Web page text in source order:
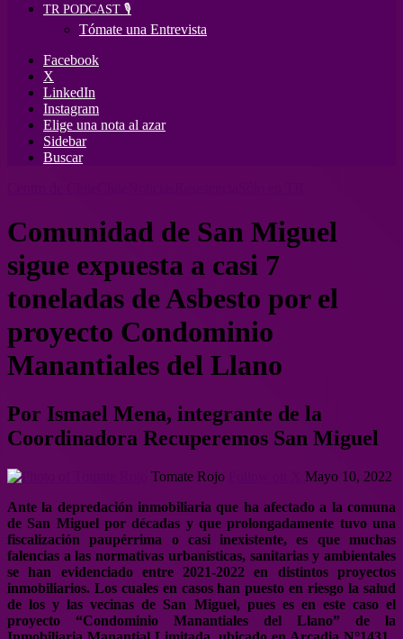
TR PODCAST 🎙️
Tómate una Entrevista
Facebook
X
LinkedIn
Instagram
Elige una nota al azar
Sidebar
Buscar
Comunidad de San Miguel
sigue expuesta a casi 7
toneladas de Asbesto por el
proyecto Condominio
Manantiales del Llano
Por Ismael Mena, integrante de la
Coordinadora Recuperemos San Miguel
Tomate Rojo
Mayo 10, 2022
Ante la depredación inmobiliaria que ha afectado a la comuna
de San Miguel por décadas y que prolongadamente tuvo una
fiscalización paupérrima o casi inexistente, es que muchas
falencias a las normativas urbanísticas, sanitarias y ambientales
se han evidenciado entre 2021-2022 en distintos proyectos
inmobiliarios. Los cuales en casos han puesto en riesgo la salud
de los y las vecinas de San Miguel, pues es en este caso el
proyecto “Condominio Manantiales del Llano” de la